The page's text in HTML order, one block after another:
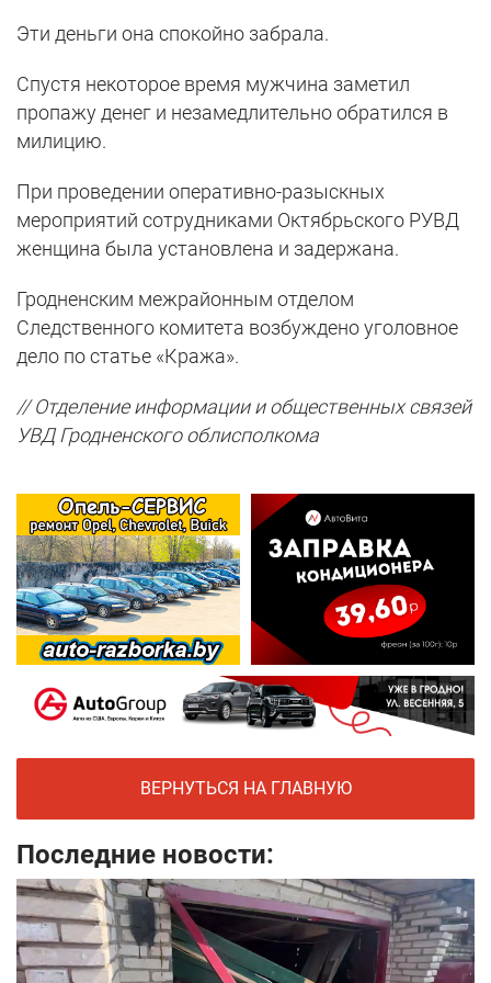
Эти деньги она спокойно забрала.
Спустя некоторое время мужчина заметил
пропажу денег и незамедлительно обратился в
милицию.
При проведении оперативно-разыскных
мероприятий сотрудниками Октябрьского РУВД
женщина была установлена и задержана.
Гродненским межрайонным отделом
Следственного комитета возбуждено уголовное
дело по статье «Кража».
// Отделение информации и общественных связей
УВД Гродненского облисполкома
ВЕРНУТЬСЯ НА ГЛАВНУЮ
Последние новости: